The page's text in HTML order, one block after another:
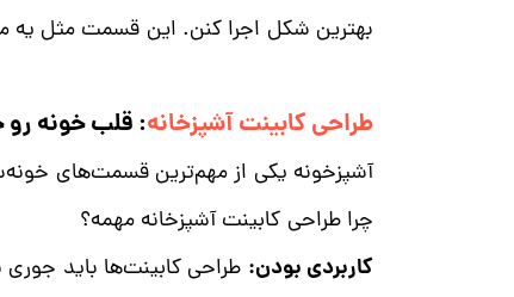
بهترین شکل اجرا کنن. این قسمت مثل یه
طراحی کابینت آشپزخانه: قلب خونه
آشپزخونه یکی از مهم‌ترین قسمت‌های
چرا طراحی کابینت آشپزخانه مهمه؟
کاربردی بودن: طراحی کابینت‌ها باید